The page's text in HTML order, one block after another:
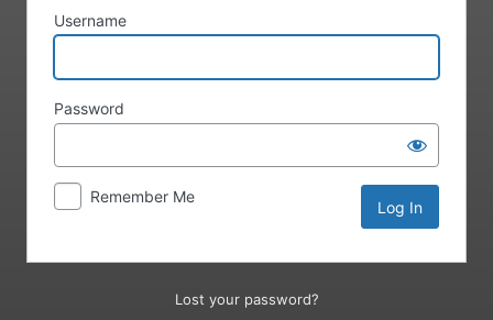
Username
Password
Remember Me
Lost your password?